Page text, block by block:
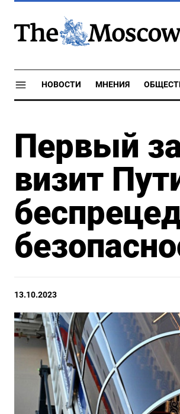
НОВОСТИ МНЕНИЯ
Первый
визит
13.10.2023